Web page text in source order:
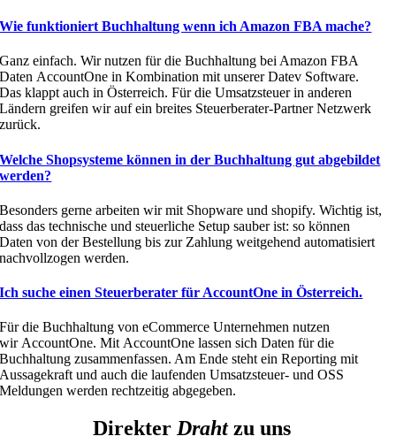
Wie funktioniert Buchhaltung wenn ich Amazon FBA mache?
Ganz einfach. Wir nutzen für die Buchhaltung bei Amazon FBA
Daten AccountOne inKombination mit unsererDatev Software.
Das klappt auch in Österreich. Für die Umsatzsteuer in anderen
Ländern greifen wir auf ein breites Steuerberater-Partner Netzwerk
zurück.
Welche Shopsysteme können in der Buchhaltung gut abgebildet
werden?
Besonders gerne arbeiten wir mit Shopware undshopify. Wichtig ist,
dass das technische und steuerliche Setup sauber ist: so können
Daten von der Bestellung bis zur Zahlung weitgehend automatisiert
nachvollzogen werden.
Ich suche einen Steuerberater für AccountOne in Österreich.
Für die Buchhaltung von eCommerce Unternehmen nutzen
wir AccountOne. Mit AccountOne lassen sich Daten für die
Buchhaltung zusammenfassen. Am Ende steht ein Reporting mit
Aussagekraft und auch die laufenden Umsatzsteuer- und OSS
Meldungen werden rechtzeitig abgegeben.
DirekterDrahtzu uns